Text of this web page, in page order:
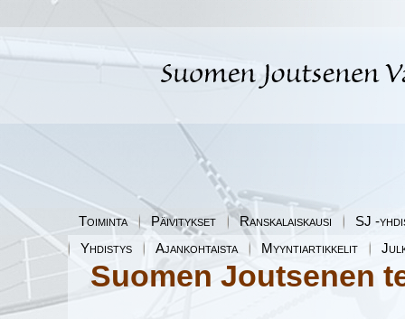
Toiminta Päivitykset Ranskalaiskausi
SJ -
Yhdistys
Ajankohtaista Myyntiartikkelit
Suomen Joutsenen